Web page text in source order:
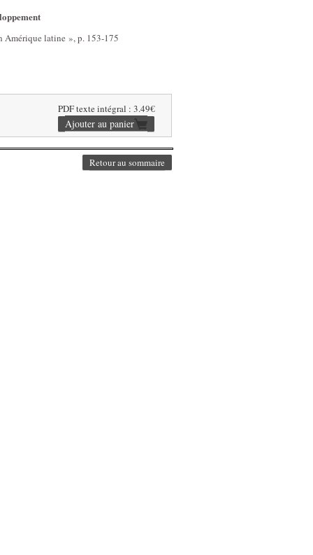
Amérique latine », p. 153-175
PDF texte intégral : 3.49€
Retour au sommaire